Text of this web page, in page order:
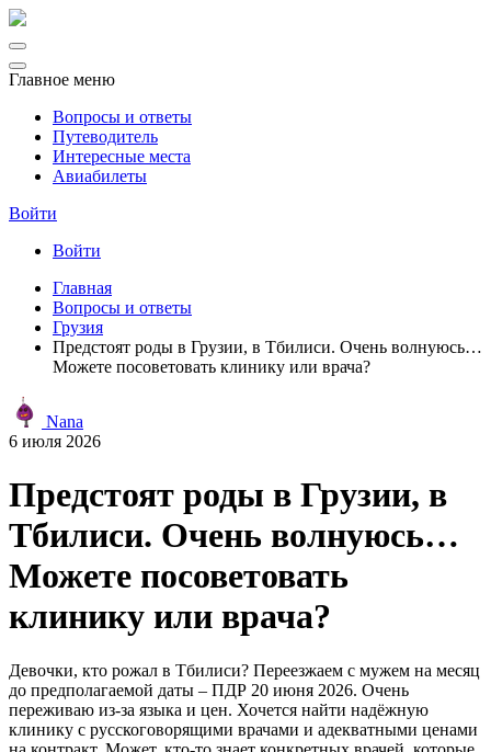
Главное меню
Вопросы и ответы
Путеводитель
Интересные места
Авиабилеты
Войти
Войти
Главная
Вопросы и ответы
Грузия
Предстоят роды в Грузии, в Тбилиси. Очень волнуюсь…
Можете посоветовать клинику или врача?
Nana
6 июля 2026
Предстоят роды в Грузии, в
Тбилиси. Очень волнуюсь…
Можете посоветовать
клинику или врача?
Девочки, кто рожал в Тбилиси? Переезжаем с мужем на месяц
до предполагаемой даты – ПДР 20 июня 2026. Очень
переживаю из-за языка и цен. Хочется найти надёжную
клинику с русскоговорящими врачами и адекватными ценами